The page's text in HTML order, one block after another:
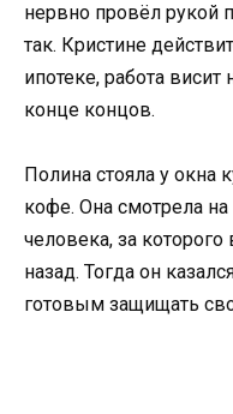
нервно провёл рукой
так. Кристине
ипотеке, работа
конце концов.
Полина стояла у окна
кофе. Она смотрела
человека, за
назад. Тогда он
готовым защищать